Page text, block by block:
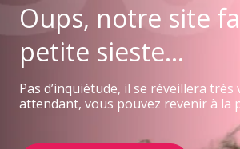
Oups, notre site
petite sieste...
Pas d’inquiétude, il se réveillera très
attendant, vous pouvez revenir à la